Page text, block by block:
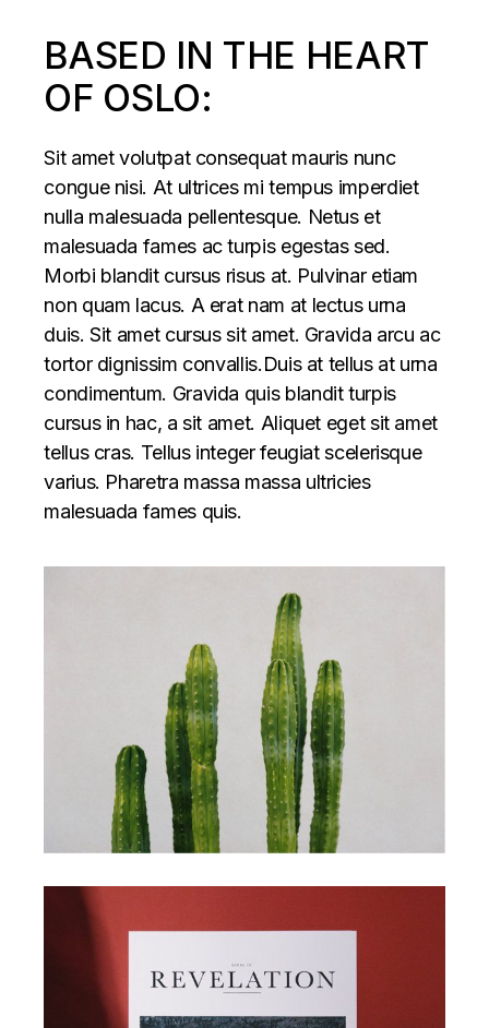
BASED IN THE HEART
OF OSLO:
Sit amet volutpat consequat mauris nunc
congue nisi. At ultrices mi tempus imperdiet
nulla malesuada pellentesque. Netus et
malesuada fames ac turpis egestas sed.
Morbi blandit cursus risus at. Pulvinar etiam
non quam lacus. A erat nam at lectus urna
duis. Sit amet cursus sit amet. Gravida arcu ac
tortor dignissim convallis.Duis at tellus at urna
condimentum. Gravida quis blandit turpis
cursus in hac, a sit amet. Aliquet eget sit amet
tellus cras. Tellus integer feugiat scelerisque
varius. Pharetra massa massa ultricies
malesuada fames quis.